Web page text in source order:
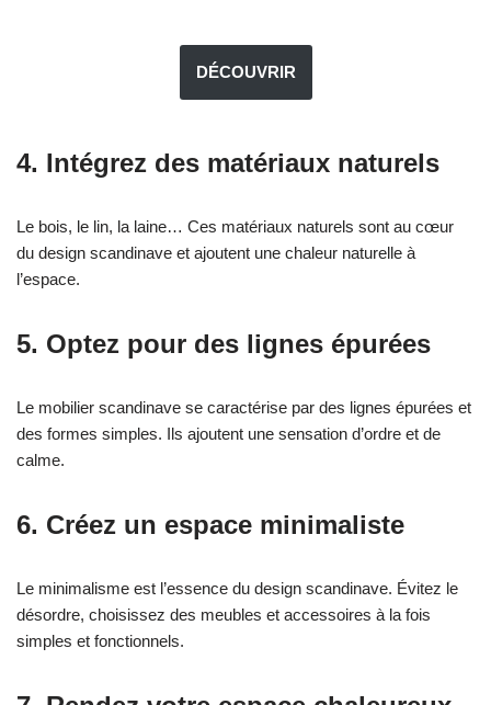
DÉCOUVRIR
4. Intégrez des matériaux naturels
Le bois, le lin, la laine… Ces matériaux naturels sont au cœur
du design scandinave et ajoutent une chaleur naturelle à
l’espace.
5. Optez pour des lignes épurées
Le mobilier scandinave se caractérise par des lignes épurées et
des formes simples. Ils ajoutent une sensation d’ordre et de
calme.
6. Créez un espace minimaliste
Le minimalisme est l’essence du design scandinave. Évitez le
désordre, choisissez des meubles et accessoires à la fois
simples et fonctionnels.